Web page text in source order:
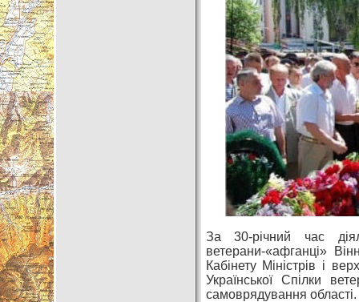
За 30-річний час
ветерани-«афганці»
Кабінету Міністрів і
Української Спілки
самоврядування області.